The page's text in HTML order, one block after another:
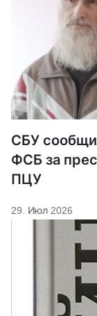
СБУ
ФСБ за
ПЦУ
29. Июл 2026